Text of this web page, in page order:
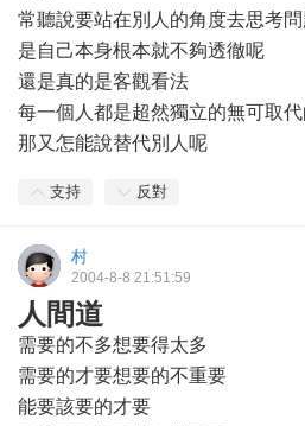
常聽說要站在別人的角度去思考問
是自己本身根本就不夠透徹呢
還是真的是客觀看法
每一個人都是超然獨立的無可取代
那又怎能說替代別人呢
支持 反對
村
2004-8-8 21:51:59
人間道
需要的不多想要得太多
需要的才要想要的不重要
能要該要的才要